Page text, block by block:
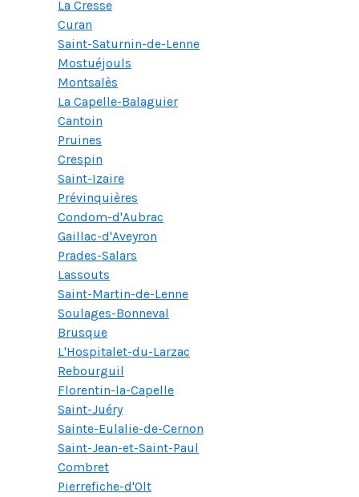
La Cresse
Curan
Saint-Saturnin-de-Lenne
Mostuéjouls
Montsalès
La Capelle-Balaguier
Cantoin
Pruines
Crespin
Saint-Izaire
Prévinquières
Condom-d'Aubrac
Gaillac-d'Aveyron
Prades-Salars
Lassouts
Saint-Martin-de-Lenne
Soulages-Bonneval
Brusque
L'Hospitalet-du-Larzac
Rebourguil
Florentin-la-Capelle
Saint-Juéry
Sainte-Eulalie-de-Cernon
Saint-Jean-et-Saint-Paul
Combret
Pierrefiche-d'Olt